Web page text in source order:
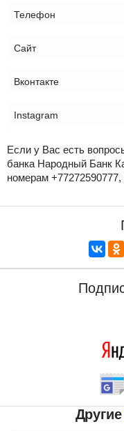
Телефон
Сайт
Вконтакте
Instagram
Если у Вас есть
банка Народный Банк
номерам +77272590777,
Другие